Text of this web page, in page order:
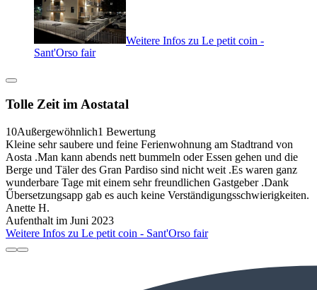
Weitere Infos zu Le petit coin -
Sant'Orso fair
Tolle Zeit im Aostatal
10Außergewöhnlich1 Bewertung
Kleine sehr saubere und feine Ferienwohnung am Stadtrand von
Aosta .Man kann abends nett bummeln oder Essen gehen und die
Berge und Täler des Gran Pardiso sind nicht weit .Es waren ganz
wunderbare Tage mit einem sehr freundlichen Gastgeber .Dank
Űbersetzungsapp gab es auch keine Verständigungsschwierigkeiten.
Anette H.
Aufenthalt im Juni 2023
Weitere Infos zu Le petit coin - Sant'Orso fair